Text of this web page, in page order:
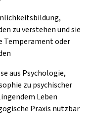
zu verstehen und sie
Temperament oder
aus Psychologie,
zu psychischer
Leben
Praxis nutzbar